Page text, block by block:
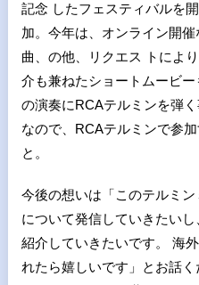
記念 したフェスティバルを
加。今年は、オンライン開
曲、の他、リクエス トによ
介も兼ねたショートムービ
の演奏にRCAテルミンを弾
なので、RCAテルミンで参
と。
今後の想いは「このテルミ
について発信していきたい
紹介していきたいです。 海
れたら嬉しいです」とお話